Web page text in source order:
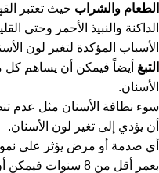
الطعام والشراب حيث تعتبر
الداكنة والنبيذ الأحمر وحتى
الأسباب المؤكدة لتغير لون
التبغ أيضاً فيمكن أن يساهم كل
الأسنان.
سوء نظافة الأسنان مثل عدم
أن يؤدي إلى تغير لون الأسنان.
أي صدمة أو مرض يؤثر على نمو
بعمر أقل من 8